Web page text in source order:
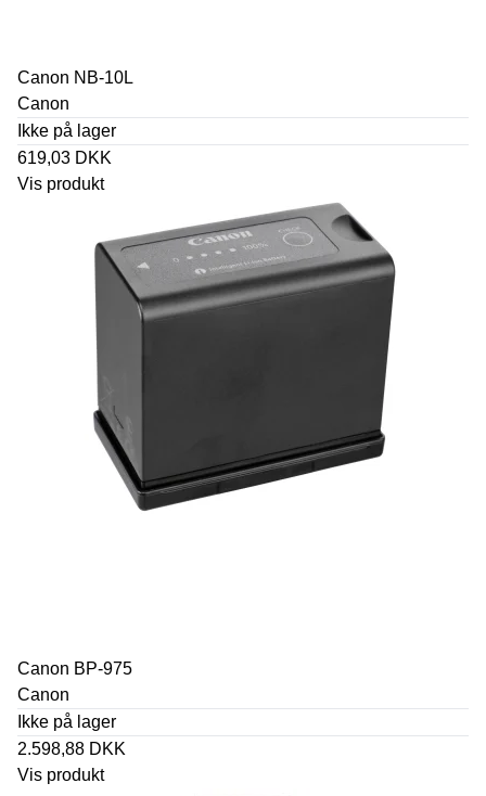
Canon NB-10L
Canon
Ikke på lager
619,03 DKK
Vis produkt
Canon BP-975
Canon
Ikke på lager
2.598,88 DKK
Vis produkt